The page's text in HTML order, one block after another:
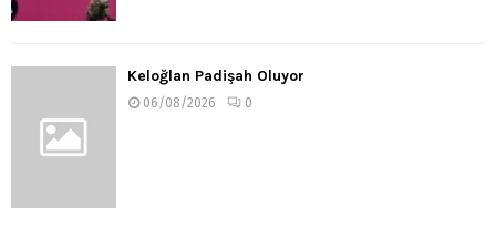
Keloğlan Padişah Oluyor
06/08/2026 0